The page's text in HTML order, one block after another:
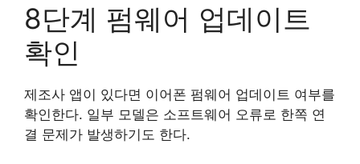
8단계 펌웨어 업데이트
확인
제조사 앱이 있다면 이어폰 펌웨어 업데이트 여부를
확인한다. 일부 모델은 소프트웨어 오류로 한쪽 연
결 문제가 발생하기도 한다.